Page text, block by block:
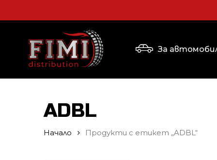
content
За
ADBL
Начало Продукти с етикет „ADBL“